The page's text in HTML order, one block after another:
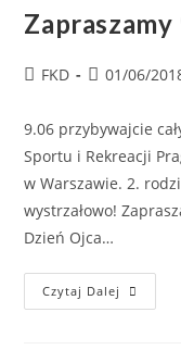
FKD 01/06/
9.06 przybywajcie
Sportu i Rekreacji
w Warszawie. 2.
wystrzałowo!
Dzień Ojca…
Czytaj Dalej